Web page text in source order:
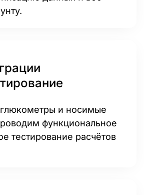
и носимые
функциональное
тестирование расчётов